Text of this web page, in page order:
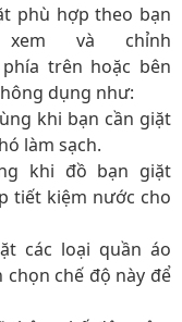
phù hợp theo bạn
và chỉnh
phía trên hoặc bên
dụng như:
khi bạn cần giặt
làm sạch.
khi đồ bạn giặt
tiết kiệm nước cho
các loại quần áo
chế độ này để